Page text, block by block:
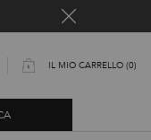
IL MIO CARRELLO 0
0 PRODOTTO